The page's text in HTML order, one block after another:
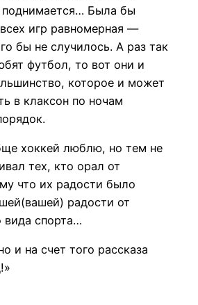
Была бы
игр равномерная —
бы не случилось. А раз так
футбол, то вот они и
которое и может
в клаксон по ночам
хоккей люблю, но тем не
тех, кто орал от
что их радости было
радости от
вида спорта…
и на счет того рассказа